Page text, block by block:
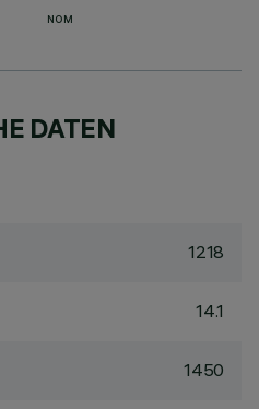
NOM
DATEN
1218
14.1
1450